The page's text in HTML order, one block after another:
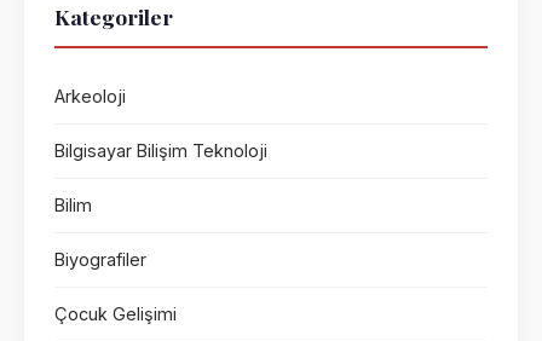
Kategoriler
Arkeoloji
Bilgisayar Bilişim Teknoloji
Bilim
Biyografiler
Çocuk Gelişimi